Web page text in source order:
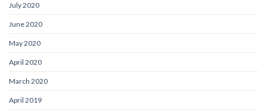
July 2020
June 2020
May 2020
April 2020
March 2020
April 2019